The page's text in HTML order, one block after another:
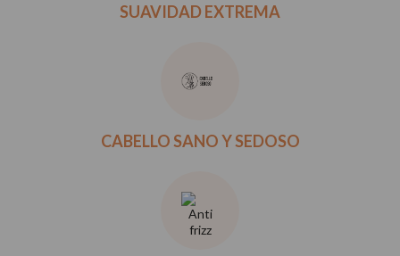
SUAVIDAD EXTREMA
CABELLO SANO Y SEDOSO